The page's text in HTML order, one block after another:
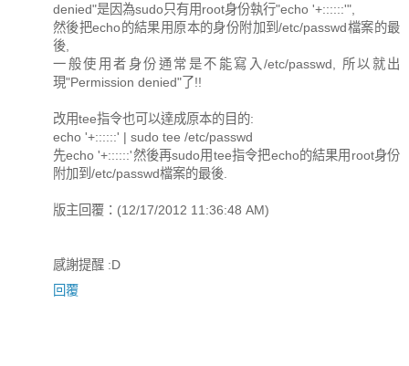
denied"是因為sudo只有用root身份執行"echo '+::::::'",
然後把echo的結果用原本的身份附加到/etc/passwd檔案的最
後,
一般使用者身份通常是不能寫入/etc/passwd, 所以就出
現"Permission denied"了!!
改用tee指令也可以達成原本的目的:
echo '+::::::' | sudo tee /etc/passwd
先echo '+::::::'然後再sudo用tee指令把echo的結果用root身份
附加到/etc/passwd檔案的最後.
版主回覆：(12/17/2012 11:36:48 AM)
感謝提醒 :D
回覆